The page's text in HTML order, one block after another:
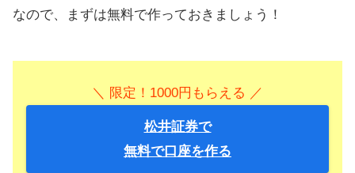
なので、まずは無料で作っておきましょう！
＼ 限定！1000円もらえる ／
松井証券で
無料で口座を作る